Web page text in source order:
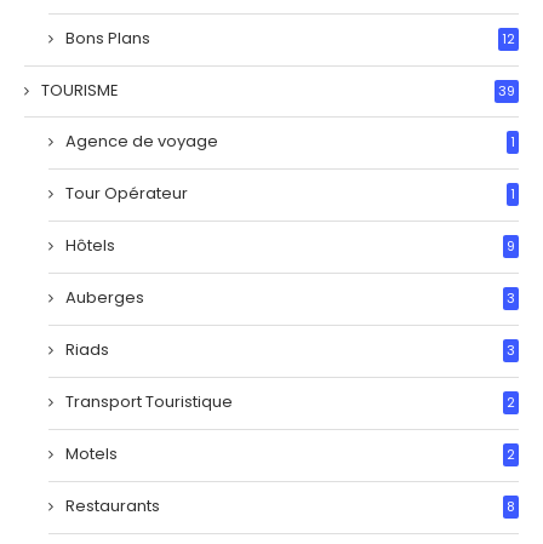
Bons Plans 12
TOURISME 39
Agence de voyage 1
Tour Opérateur 1
Hôtels 9
Auberges 3
Riads 3
Transport Touristique 2
Motels 2
Restaurants 8